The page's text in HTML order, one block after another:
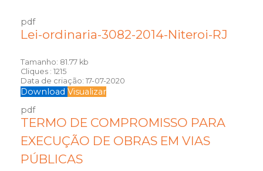
pdf
Lei-ordinaria-3082-2014-Niteroi-RJ
Tamanho: 81.77 kb
Cliques : 1215
Data de criação: 17-07-2020
Download Visualizar
pdf
TERMO DE COMPROMISSO PARA
EXECUÇÃO DE OBRAS EM VIAS
PÚBLICAS